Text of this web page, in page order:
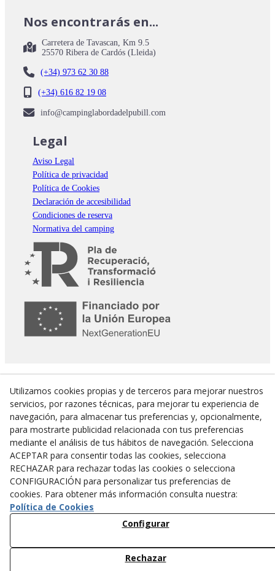
Nos encontrarás en...
Carretera de Tavascan, Km 9.5
25570 Ribera de Cardós (Lleida)
(+34) 973 62 30 88
(+34) 616 82 19 08
info@campinglabordadelpubill.com
Legal
Aviso Legal
Política de privacidad
Política de Cookies
Declaración de accesibilidad
Condiciones de reserva
Normativa del camping
Actuació del Programa de Desenvolupament Rural de Catalunya 2014-2020,
cofinançada per:
Utilizamos cookies propias y de terceros para mejorar nuestros
servicios, por razones técnicas, para mejorar tu experiencia de
navegación, para almacenar tus preferencias y, opcionalmente,
para mostrarte publicidad relacionada con tus preferencias
mediante el análisis de tus hábitos de navegación. Selecciona
ACEPTAR para consentir todas las cookies, selecciona
RECHAZAR para rechazar todas las cookies o selecciona
CONFIGURACIÓN para personalizar tus preferencias de
cookies. Para obtener más información consulta nuestra:
Política de Cookies
Configurar
Rechazar